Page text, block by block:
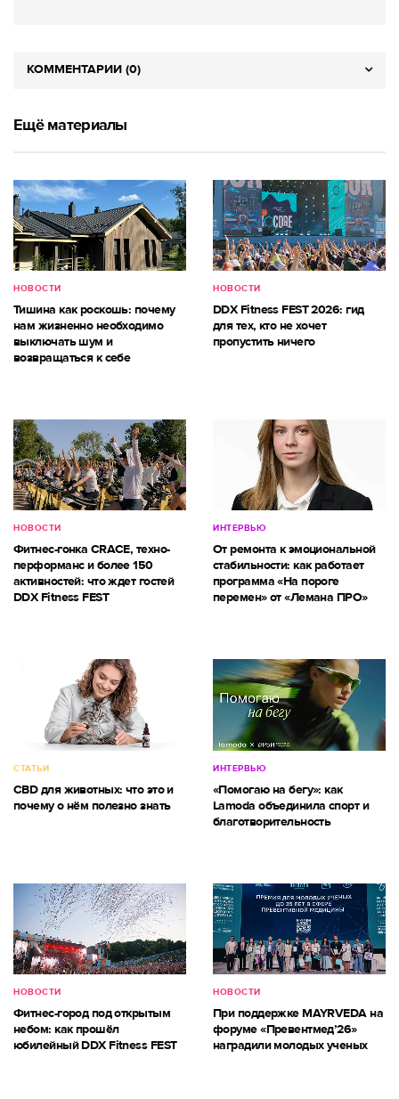
КОММЕНТАРИИ (0)
Ещё материалы
НОВОСТИ
Тишина как роскошь: почему
нам жизненно необходимо
выключать шум и
возвращаться к себе
НОВОСТИ
DDX Fitness FEST 2026: гид
для тех, кто не хочет
пропустить ничего
НОВОСТИ
Фитнес-гонка CRACE, техно-
перформанс и более 150
активностей: что ждет гостей
DDX Fitness FEST
ИНТЕРВЬЮ
От ремонта к эмоциональной
стабильности: как работает
программа «На пороге
перемен» от «Лемана ПРО»
СТАТЬИ
CBD для животных: что это и
почему о нём полезно знать
ИНТЕРВЬЮ
«Помогаю на бегу»: как
Lamoda объединила спорт и
благотворительность
НОВОСТИ
Фитнес-город под открытым
небом: как прошёл
юбилейный DDX Fitness FEST
НОВОСТИ
При поддержке MAYRVEDA на
форуме «Превентмед’26»
наградили молодых ученых